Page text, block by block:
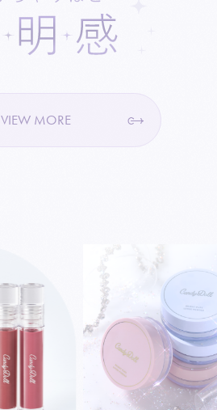
VIEW MORE